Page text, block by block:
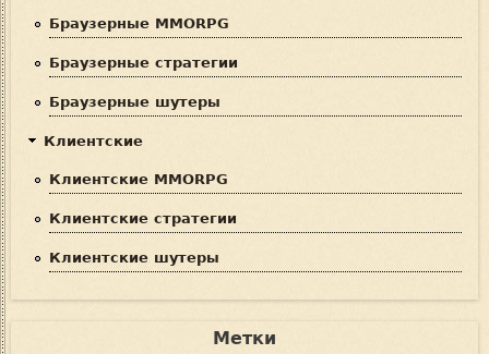
Браузерные MMORPG
Браузерные стратегии
Браузерные шутеры
Клиентские
Клиентские MMORPG
Клиентские стратегии
Клиентские шутеры
Метки